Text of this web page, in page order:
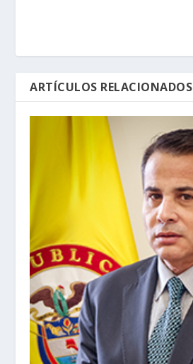
ARTÍCULOS RELACIONADOS